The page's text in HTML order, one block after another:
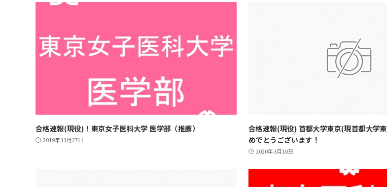
合格速報(現役)！東京女子医科大学 医学部（推薦）
2019年11月27日
合格速報(現役) 首都大学東京(現首都大学
めでとうございます！
2020年3月10日